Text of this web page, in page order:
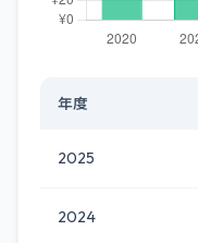
年度
2025
2024